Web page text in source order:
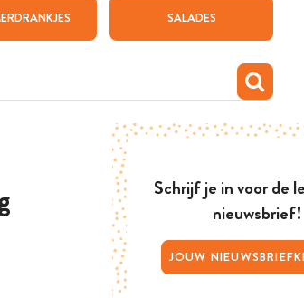
SALADES
Schrijf je in voor de
nieuwsbrief!